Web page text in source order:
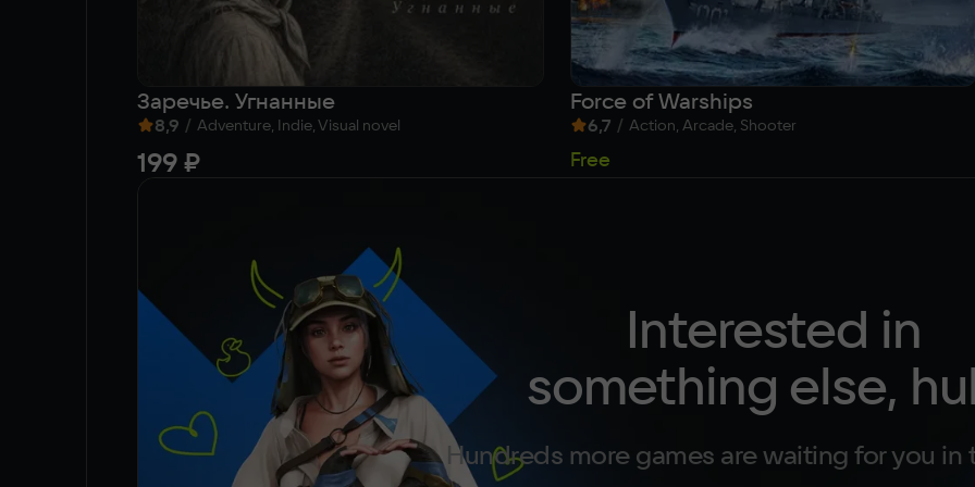
Заречье. Угнанные
8,9 / Adventure, Indie, Visual novel
199 ₽
Force of Warships
6,7 / Action, Arcade, Shooter
Free
Interested in
something else,
Hundreds more games are waiting for you in